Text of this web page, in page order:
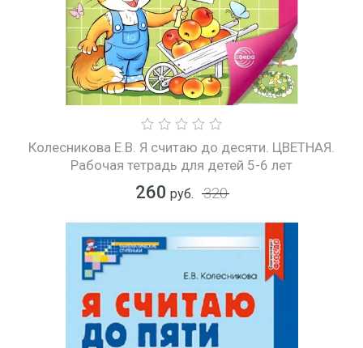
Колесникова Е.В. Я считаю до десяти. ЦВЕТНАЯ.
Рабочая тетрадь для детей 5-6 лет
260 руб. 320